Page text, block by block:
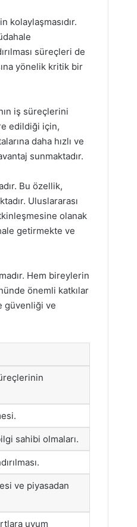
kolaylaşmasıdır.
süreçleri de
yönelik kritik bir
iş süreçlerini
edildiği için,
daha hızlı ve
sunmaktadır.
Bu özellik,
Uluslararası
olanak
getirmekte ve
Hem bireylerin
önemli katkılar
güvenliği ve
sahibi olmaları.
ve piyasadan
uyum